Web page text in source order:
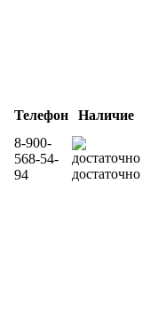
Телефон
Наличие
8-900-
568-54-
94
достаточно